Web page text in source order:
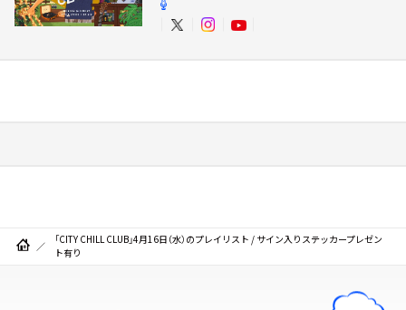
「CITY CHILL CLUB」4月16日（水）のプレイリスト / サイン入りステッカープレゼン
ト有り